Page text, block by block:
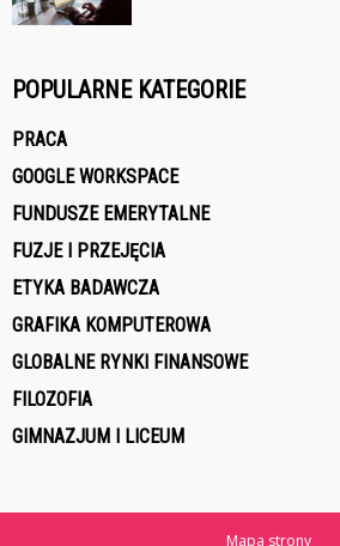
POPULARNE KATEGORIE
PRACA
GOOGLE WORKSPACE
FUNDUSZE EMERYTALNE
FUZJE I PRZEJĘCIA
ETYKA BADAWCZA
GRAFIKA KOMPUTEROWA
GLOBALNE RYNKI FINANSOWE
FILOZOFIA
GIMNAZJUM I LICEUM
Mapa strony